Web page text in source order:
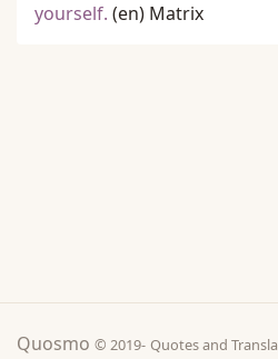
yourself. (en) Matrix
Quosmo © 2019- Quotes and